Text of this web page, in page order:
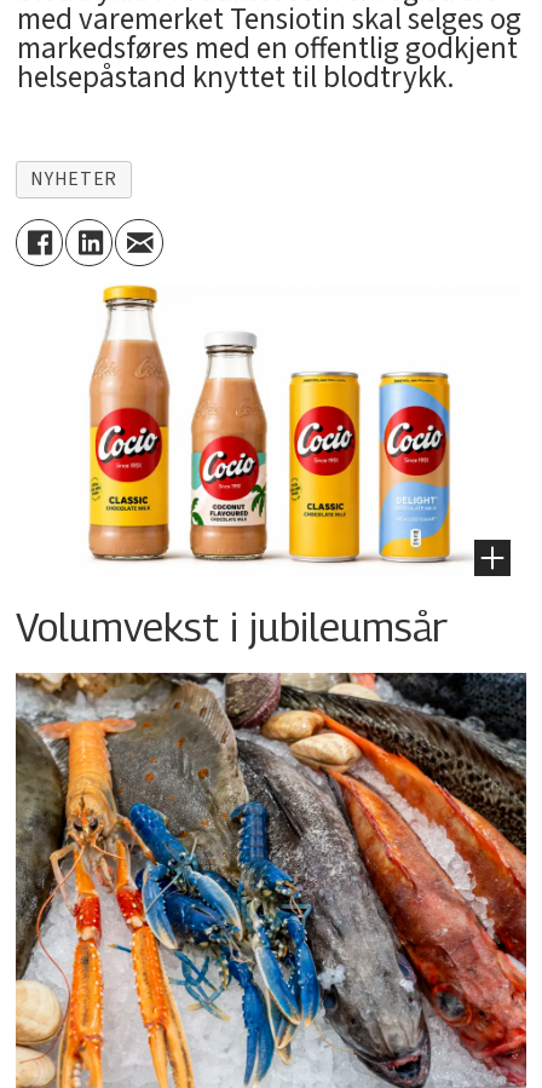
med varemerket Tensiotin skal selges og
markedsføres med en offentlig godkjent
helsepåstand knyttet til blodtrykk.
NYHETER
Volumvekst i jubileumsår